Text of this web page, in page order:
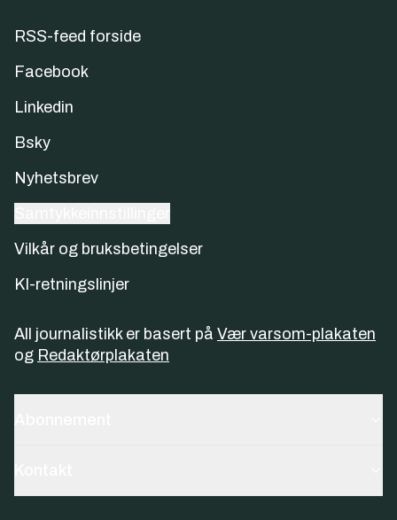
RSS-feed forside
Facebook
Linkedin
Bsky
Nyhetsbrev
Vilkår og bruksbetingelser
KI-retningslinjer
All journalistikk er basert på Vær varsom-plakaten
og Redaktørplakaten